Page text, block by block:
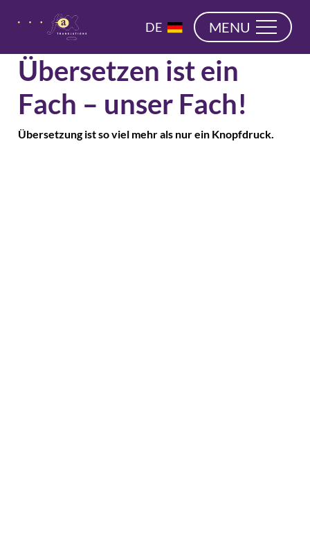
DE
NL
MENU
Übersetzen ist ein
Fach – unser Fach!
Übersetzung ist so viel mehr als nur ein Knopfdruck.